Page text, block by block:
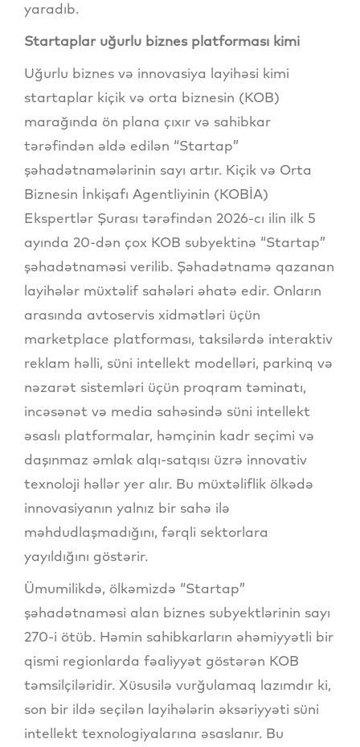
yaradıb.
Startaplar uğurlu biznes platforması kimi
Uğurlu biznes və innovasiya layihəsi kimi
startaplar kiçik və orta biznesin (KOB)
marağında ön plana çıxır və sahibkar
tərəfindən əldə edilən “Startap”
şəhadətnamələrinin sayı artır. Kiçik və Orta
Biznesin İnkişafı Agentliyinin (KOBİA)
Ekspertlər Şurası tərəfindən 2026-cı ilin ilk 5
ayında 20-dən çox KOB subyektinə “Startap”
şəhadətnaməsi verilib. Şəhadətnamə qazanan
layihələr müxtəlif sahələri əhatə edir. Onların
arasında avtoservis xidmətləri üçün
marketplace platforması, taksilərdə interaktiv
reklam həlli, süni intellekt modelləri, parkinq və
nəzarət sistemləri üçün proqram təminatı,
incəsənət və media sahəsində süni intellekt
əsaslı platformalar, həmçinin kadr seçimi və
daşınmaz əmlak alqı-satqısı üzrə innovativ
texnoloji həllər yer alır. Bu müxtəliflik ölkədə
innovasiyanın yalnız bir sahə ilə
məhdudlaşmadığını, fərqli sektorlara
yayıldığını göstərir.
Ümumilikdə, ölkəmizdə “Startap”
şəhadətnaməsi alan biznes subyektlərinin sayı
270-i ötüb. Həmin sahibkarların əhəmiyyətli bir
qismi regionlarda fəaliyyət göstərən KOB
təmsilçiləridir. Xüsusilə vurğulamaq lazımdır ki,
son bir ildə seçilən layihələrin əksəriyyəti süni
intellekt texnologiyalarına əsaslanır. Bu